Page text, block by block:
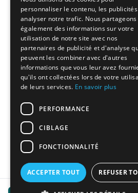
CGV
Política de
Política de
Este sitio web no está afiliado,
respaldado por, ni de ninguna
oficialmente con Too Good To
subsidiarias o
Magic Bag Tracker.Todos
personnaliser le contenu, les
analyser notre trafic. Nous partageons
également des informations sur votre
utilisation de notre site avec nos
partenaires de publicité et d'analyse
peuvent les combiner avec d'autres
informations que vous leur avez
qu'ils ont collectées lors de votre
de leurs services. En savoir plus
PERFORMANCE
CIBLAGE
FONCTIONNALITÉ
ACCEPTER TOUT REFUSER